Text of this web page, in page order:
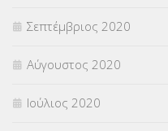
Σεπτέμβριος 2020
Αύγουστος 2020
Ιούλιος 2020